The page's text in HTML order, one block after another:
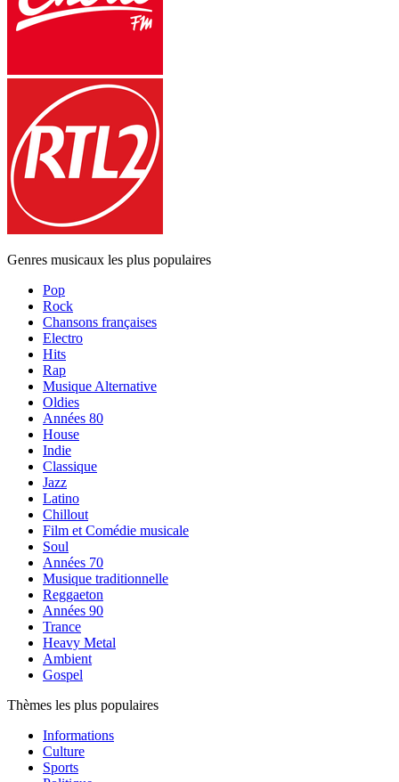
Genres musicaux les plus populaires
Pop
Rock
Chansons françaises
Electro
Hits
Rap
Musique Alternative
Oldies
Années 80
House
Indie
Classique
Jazz
Latino
Chillout
Film et Comédie musicale
Soul
Années 70
Musique traditionnelle
Reggaeton
Années 90
Trance
Heavy Metal
Ambient
Gospel
Thèmes les plus populaires
Informations
Culture
Sports